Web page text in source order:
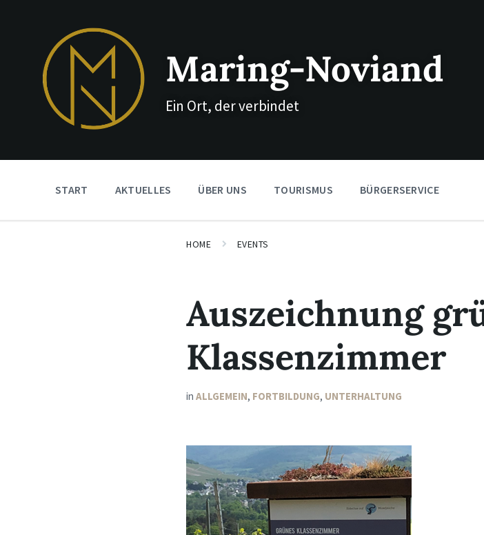
Maring-Noviand
Ein Ort, der verbindet
START AKTUELLES ÜBER UNS TOURISMUS BÜRGERSERVICE
HOME EVENTS
Auszeichnung
Klassenzimmer
inALLGEMEIN, FORTBILDUNG, UNTERHALTUNG